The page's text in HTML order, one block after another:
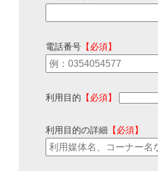
電話番号 【必須】
利用目的 【必須】
利用目的の詳細 【必須】